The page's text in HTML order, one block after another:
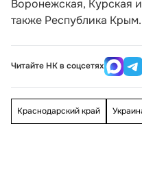
Воронежская, Курская
также Республика Крым.
Читайте НК в соцсетях
Краснодарский край